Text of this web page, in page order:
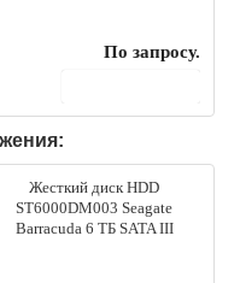
По запросу.
Жесткий диск HDD
ST6000DM003 Seagate
Barracuda 6 ТБ SATA III